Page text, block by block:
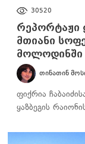
30520
რეპორტაჟი
მთიანი
მოლოდინში
ᲗᲘᲜᲐᲗᲘᲜ
ფიქრია
ყაზბეგის